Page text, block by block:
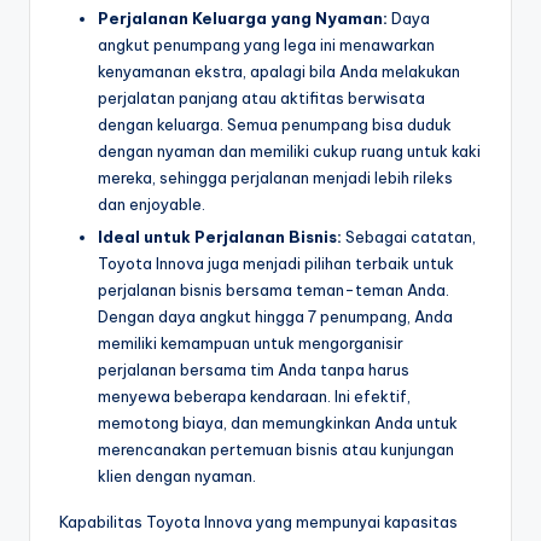
Perjalanan Keluarga yang Nyaman: Daya
angkut penumpang yang lega ini menawarkan
kenyamanan ekstra, apalagi bila Anda melakukan
perjalatan panjang atau aktifitas berwisata
dengan keluarga. Semua penumpang bisa duduk
dengan nyaman dan memiliki cukup ruang untuk kaki
mereka, sehingga perjalanan menjadi lebih rileks
dan enjoyable.
Ideal untuk Perjalanan Bisnis: Sebagai catatan,
Toyota Innova juga menjadi pilihan terbaik untuk
perjalanan bisnis bersama teman-teman Anda.
Dengan daya angkut hingga 7 penumpang, Anda
memiliki kemampuan untuk mengorganisir
perjalanan bersama tim Anda tanpa harus
menyewa beberapa kendaraan. Ini efektif,
memotong biaya, dan memungkinkan Anda untuk
merencanakan pertemuan bisnis atau kunjungan
klien dengan nyaman.
Kapabilitas Toyota Innova yang mempunyai kapasitas